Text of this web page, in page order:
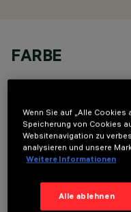
FARBE
OPTIONALE
Wenn Sie auf „Alle
Speicherung von Cookies
Websitenavigation zu
analysieren und unsere
Weitere Informationen
Alle ablehnen